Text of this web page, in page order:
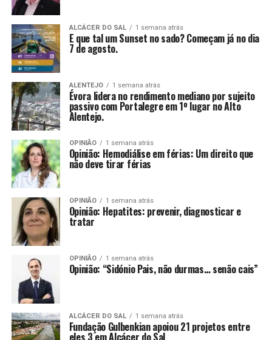
ALCÁCER DO SAL 1 semana atrás
E que tal um Sunset no sado? Começam já no dia
7 de agosto.
ALENTEJO 1 semana atrás
Évora lidera no rendimento mediano por sujeito
passivo com Portalegre em 1º lugar no Alto
Alentejo.
OPINIÃO 1 semana atrás
Opinião: Hemodiálise em férias: Um direito que
não deve tirar férias
OPINIÃO 1 semana atrás
Opinião: Hepatites: prevenir, diagnosticar e
tratar
OPINIÃO 1 semana atrás
Opinião: “Sidónio Pais, não durmas… senão cais”
ALCÁCER DO SAL 1 semana atrás
Fundação Gulbenkian apoiou 21 projetos entre
eles 3 em Alcácer do Sal